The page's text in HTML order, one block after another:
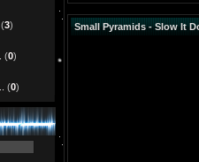
(3)
(0)
(0)
Small Pyramids - Slow It